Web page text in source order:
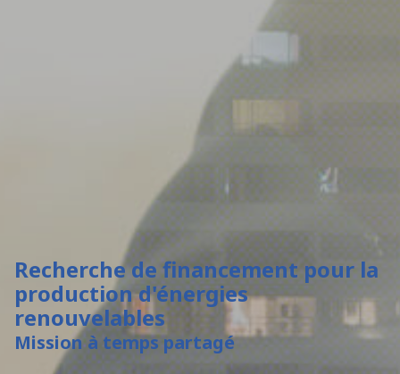
Recherche de financement pour la
production d'énergies
renouvelables
Mission à temps partagé